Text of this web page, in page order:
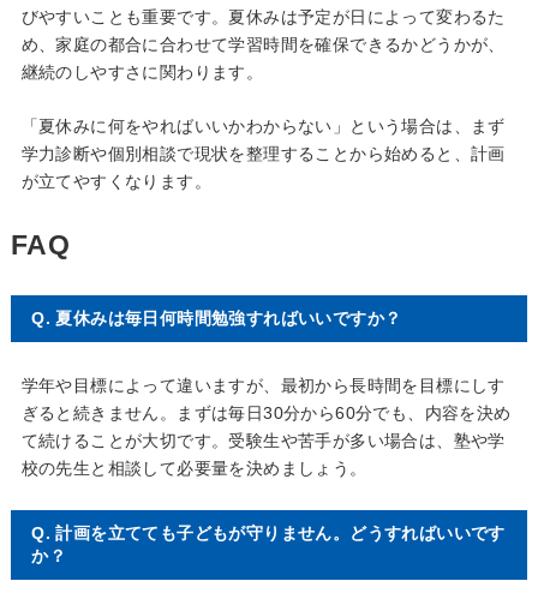
びやすいことも重要です。夏休みは予定が日によって変わるた
め、家庭の都合に合わせて学習時間を確保できるかどうかが、
継続のしやすさに関わります。
「夏休みに何をやればいいかわからない」という場合は、まず
学力診断や個別相談で現状を整理することから始めると、計画
が立てやすくなります。
FAQ
Q. 夏休みは毎日何時間勉強すればいいですか？
学年や目標によって違いますが、最初から長時間を目標にしす
ぎると続きません。まずは毎日30分から60分でも、内容を決め
て続けることが大切です。受験生や苦手が多い場合は、塾や学
校の先生と相談して必要量を決めましょう。
Q. 計画を立てても子どもが守りません。どうすればいいです
か？